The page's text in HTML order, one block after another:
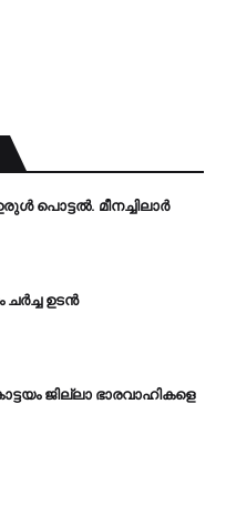
പൊട്ടല്‍. മീനച്ചിലാര്‍
ഉടന്‍
ജില്ലാ ഭാരവാഹികളെ